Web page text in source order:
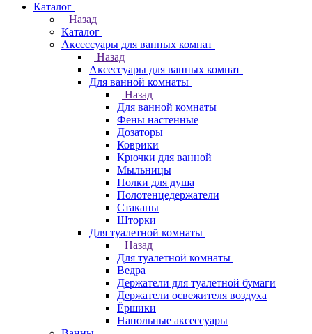
Каталог
Назад
Каталог
Аксессуары для ванных комнат
Назад
Аксессуары для ванных комнат
Для ванной комнаты
Назад
Для ванной комнаты
Фены настенные
Дозаторы
Коврики
Крючки для ванной
Мыльницы
Полки для душа
Полотенцедержатели
Стаканы
Шторки
Для туалетной комнаты
Назад
Для туалетной комнаты
Ведра
Держатели для туалетной бумаги
Держатели освежителя воздуха
Ёршики
Напольные аксессуары